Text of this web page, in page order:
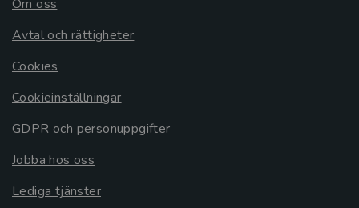
Om oss
Avtal och rättigheter
Cookies
Cookieinställningar
GDPR och personuppgifter
Jobba hos oss
Lediga tjänster